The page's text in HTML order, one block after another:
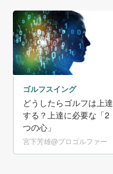
ゴルフスイング
どうしたらゴルフは上達
する？上達に必要な「2
つの心」
宮下芳雄@プロゴルファー